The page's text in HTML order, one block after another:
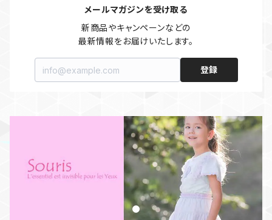
メールマガジンを受け取る
新商品やキャンペーンなどの
最新情報をお届けいたします。
登録